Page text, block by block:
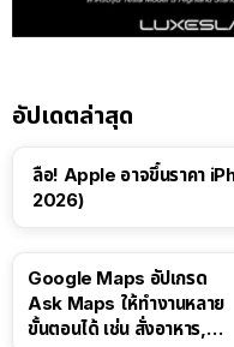
อัปเดตล่าสุด
ลือ! Apple อาจขึ้นราคา
2026)
Google Maps อัปเกรด
Ask Maps ให้ทำงานหลาย
ขั้นตอนได้ เช่น สั่งอาหาร,